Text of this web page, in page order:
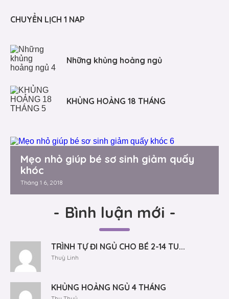
CHUYỂN LỊCH 1 NAP
Những khủng hoảng ngủ
KHỦNG HOẢNG 18 THÁNG
Mẹo nhỏ giúp bé sơ sinh giảm quấy
khóc
Tháng 1 6, 2018
- Bình luận mới -
TRÌNH TỰ ĐI NGỦ CHO BÉ 2-14 TU...
Thuỳ Linh
KHỦNG HOẢNG NGỦ 4 THÁNG